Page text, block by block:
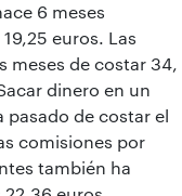
6 meses
euros. Las
meses de costar 34,
dinero en un
de costar el
comisiones por
también ha